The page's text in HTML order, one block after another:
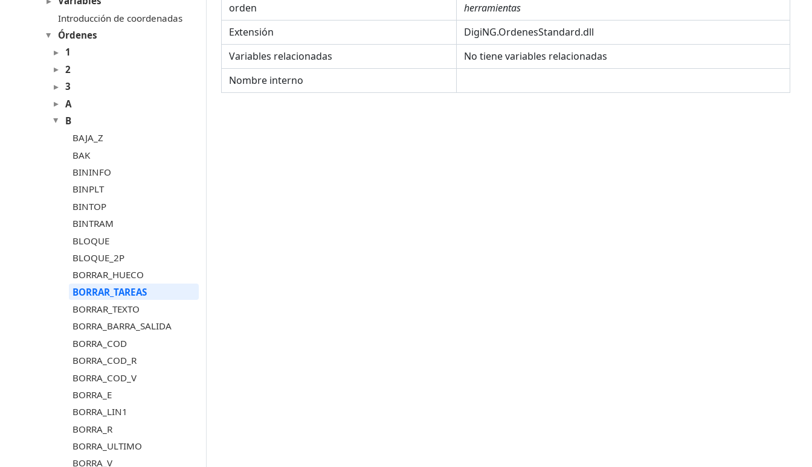
Introducción de coordenadas
Órdenes
1
2
3
A
B
BAJA_Z
BAK
BININFO
BINPLT
BINTOP
BINTRAM
BLOQUE
BLOQUE_2P
BORRAR_HUECO
BORRAR_TAREAS
BORRAR_TEXTO
BORRA_BARRA_SALIDA
BORRA_COD
BORRA_COD_R
BORRA_COD_V
BORRA_E
BORRA_LIN1
BORRA_R
BORRA_ULTIMO
BORRA_V
orden
herramientas
Extensión
DigiNG.OrdenesStandard.dll
Variables relacionadas
No tiene variables relacionadas
Nombre interno